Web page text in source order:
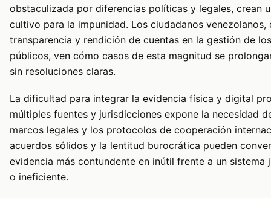
obstaculizada por diferencias políticas y legales, crean
cultivo para la impunidad. Los ciudadanos venezolanos,
transparencia y rendición de cuentas en la gestión de
públicos, ven cómo casos de esta magnitud se
sin resoluciones claras.
La dificultad para integrar la evidencia física y digital
múltiples fuentes y jurisdicciones expone la necesidad
marcos legales y los protocolos de cooperación
acuerdos sólidos y la lentitud burocrática pueden
evidencia más contundente en inútil frente a un sistema
o ineficiente.